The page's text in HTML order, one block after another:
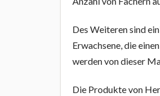
Des Weiteren sind
Erwachsene, die
werden von dieser
Die Produkte von